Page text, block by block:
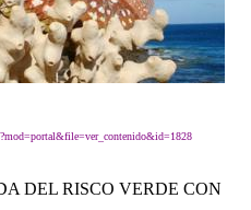
DEL RISCO VERDE CON